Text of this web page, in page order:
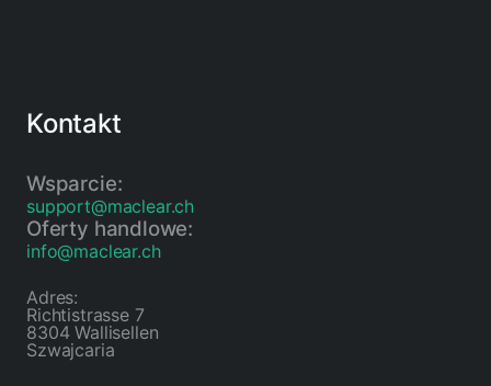
Kontakt
Wsparcie:
support@maclear.ch
Oferty handlowe:
info@maclear.ch
Adres:
Richtistrasse 7
8304 Wallisellen
Szwajcaria